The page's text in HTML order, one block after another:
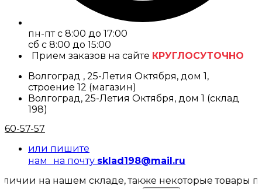
пн-пт с 8:00 до 17:00
cб с 8:00 до 15:00
Прием заказов на сайте КРУГЛОСУТОЧНО
Волгоград , 25-Летия Октября, дом 1,
строение 12 (магазин)
Волгоград, 25-Летия Октября, дом 1 (склад
198)
60-57-57
или пишите
нам на почту sklad198@mail.ru
нашем складе, также некоторые товары